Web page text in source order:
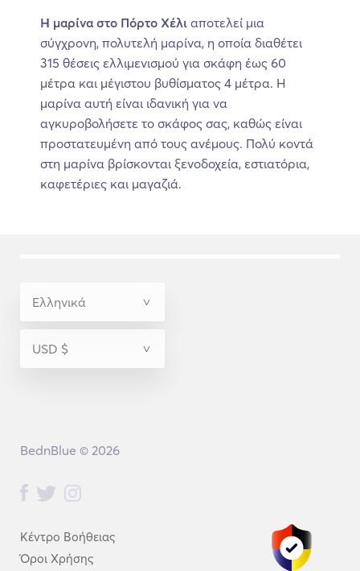
Η μαρίνα στο Πόρτο Χέλι αποτελεί μια
σύγχρονη, πολυτελή μαρίνα, η οποία διαθέτει
315 θέσεις ελλιμενισμού για σκάφη έως 60
μέτρα και μέγιστου βυθίσματος 4 μέτρα. Η
μαρίνα αυτή είναι ιδανική για να
αγκυροβολήσετε το σκάφος σας, καθώς είναι
προστατευμένη από τους ανέμους. Πολύ κοντά
στη μαρίνα βρίσκονται ξενοδοχεία, εστιατόρια,
καφετέριες και μαγαζιά.
Κέντρο Βοήθειας
Όροι Χρήσης
BednBlue © 2026